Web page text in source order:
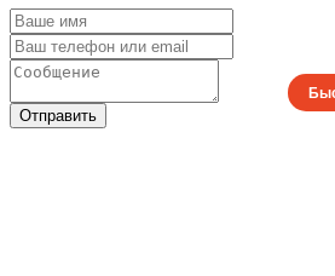
Отправить